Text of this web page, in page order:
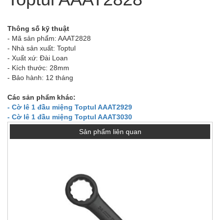
Thông số kỹ thuật
- Mã sản phẩm: AAAT2828
- Nhà sản xuất: Toptul
- Xuất xứ: Đài Loan
- Kích thước: 28mm
- Bảo hành: 12 tháng
Các sản phẩm khác:
- Cờ lê 1 đầu miệng Toptul AAAT2929
- Cờ lê 1 đầu miệng Toptul AAAT3030
Sản phẩm liên quan